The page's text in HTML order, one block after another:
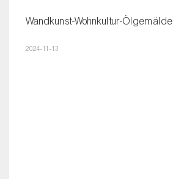
Wandkunst-Wohnkultur-Ölgemälde
2024-11-13